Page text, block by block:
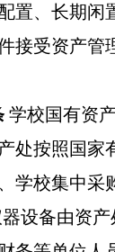
置、长期闲
接受资产管
学校国有资
处按照国家
学校集中采
设备由资